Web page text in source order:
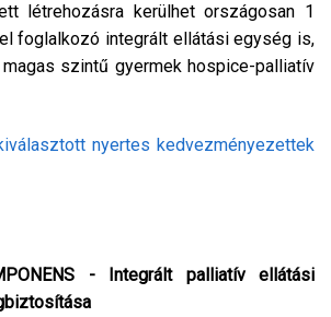
létrehozásra kerülhet országosan 1
foglalkozó integrált ellátási egység is,
szintű gyermek hospice-palliatív
nyertes kedvezményezettek
- Integrált palliatív ellátási